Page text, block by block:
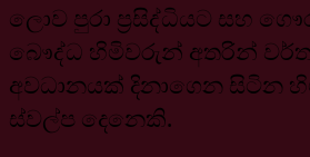
ලොව පුරා ප්‍රසිද්ධියට සහ
බෞද්ධ හිමිවරුන් අතරින්
අවධානයක් දිනාගෙන සිටින
ස්වල්ප දෙනෙකි.